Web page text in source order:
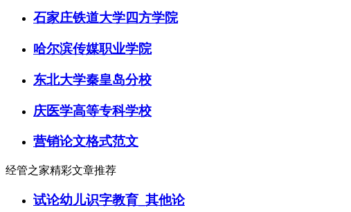
石家庄铁道大学四方学院
哈尔滨传媒职业学院
东北大学秦皇岛分校
庆医学高等专科学校
营销论文格式范文
经管之家精彩文章推荐
试论幼儿识字教育_其他论